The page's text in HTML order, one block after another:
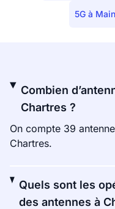
5G à
Combien
Chartres ?
On compte 39
Chartres.
Quels sont les
des antennes à